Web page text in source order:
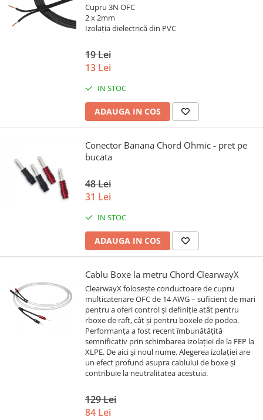
Cupru 3N OFC
2 x 2mm
Izolația dielectrică din PVC
19 Lei
13 Lei
IN STOC
ADAUGA IN COS
Conector Banana Chord Ohmic - pret pe
bucata
48 Lei
31 Lei
IN STOC
ADAUGA IN COS
Cablu Boxe la metru Chord ClearwayX
ClearwayX folosește conductoare de cupru
multicatenare OFC de 14 AWG – suficient de mari
pentru a oferi control și definiție atât pentru
rboxe de raft, cât și pentru boxele de podea.
Performanța a fost recent îmbunătățită
semnificativ prin schimbarea izolației de la FEP la
XLPE. De aici și noul nume. Alegerea izolației are
un efect profund asupra cablului de boxe și
contribuie la neutralitatea acestuia.
129 Lei
84 Lei